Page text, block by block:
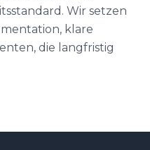
Wir setzen
klare
die langfristig